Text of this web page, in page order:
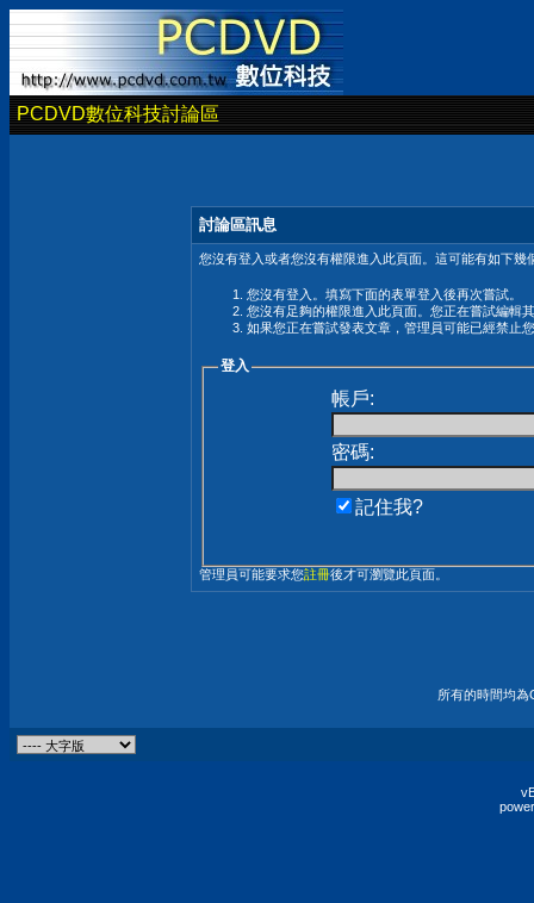
PCDVD數位科技討論區
討論區訊息
您沒有登入或者您沒有權限進入此頁面。這可能有如下幾
您沒有登入。填寫下面的表單登入後再次嘗試。
您沒有足夠的權限進入此頁面。您正在嘗試編輯
如果您正在嘗試發表文章，管理員可能已經禁止
登入
帳戶:
密碼:
記住我?
管理員可能要求您註冊後才可瀏覽此頁面。
所有的時間均為